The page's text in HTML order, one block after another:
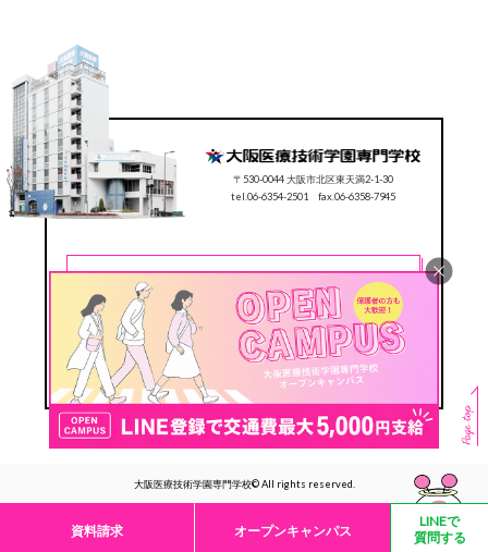
〒530-0044 大阪市北区東天満2-1-30
tel.06-6354-2501 fax.06-6358-7945
CONTACT
0120-78-2501
Follow us #ocmt
大阪医療技術学園専門学校© All rights reserved.
資料請求 オープンキャンパス
LINEで
質問する